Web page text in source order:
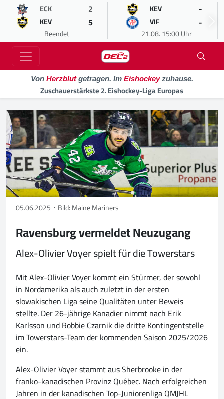
ECK 2
KEV 5
Beendet
KEV -
VIF -
21.08. 15:00 Uhr
Von Herzblutgetragen. Im Eishockeyzuhause.
Zuschauerstärkste 2. Eishockey-Liga Europas
05.06.2025 Bild: Maine Mariners
Ravensburg vermeldet Neuzugang
Alex-Olivier Voyer spielt für die Towerstars
Mit Alex-Olivier Voyer kommt ein Stürmer, der sowohl
in Nordamerika als auch zuletzt in der ersten
slowakischen Liga seine Qualitäten unter Beweis
stellte. Der 26-jährige Kanadier nimmt nach Erik
Karlsson und Robbie Czarnik die dritte Kontingentstelle
im Towerstars-Team der kommenden Saison 2025/2026
ein.
Alex-Olivier Voyer stammt aus Sherbrooke in der
franko-kanadischen Provinz Québec. Nach erfolgreichen
Jahren in der kanadischen Top-Juniorenliga QMJHL